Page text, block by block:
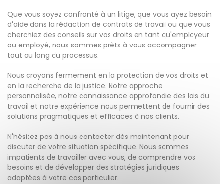
Que vous soyez confronté à un litige, que vous ayez besoin
d'aide dans la rédaction de contrats de travail ou que vous
cherchiez des conseils sur vos droits en tant qu'employeur
ou employé, nous sommes prêts à vous accompagner
tout au long du processus.
Nous croyons fermement en la protection de vos droits et
en la recherche de la justice. Notre approche
personnalisée, notre connaissance approfondie des lois du
travail et notre expérience nous permettent de fournir des
solutions pragmatiques et efficaces à nos clients.
N'hésitez pas à nous contacter dès maintenant pour
discuter de votre situation spécifique. Nous sommes
impatients de travailler avec vous, de comprendre vos
besoins et de développer des stratégies juridiques
adaptées à votre cas particulier.